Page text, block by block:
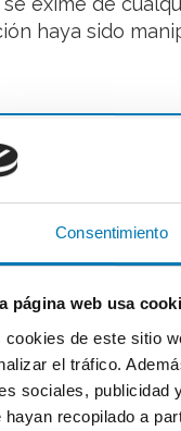
Consentimiento
página web usa
cookies de este sitio
el tráfico.
sociales, publicidad
hayan recopilado a
haya sido
utilizar
para llevar a
del
navegación, y
carácter
cookies
de que la